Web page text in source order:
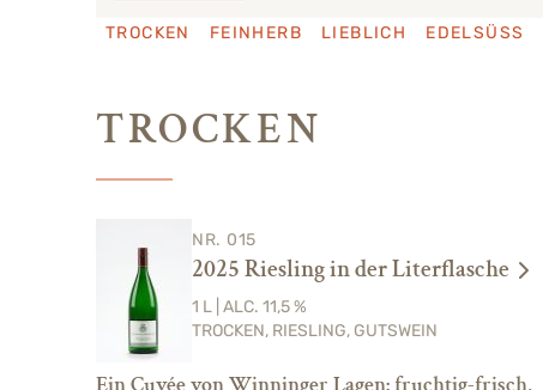
TROCKEN FEINHERB LIEBLICH EDELSÜSS
TROCKEN
NR. 015
2025 Riesling in der Literflasche
1 L | ALC. 11,5 %
TROCKEN, RIESLING, GUTSWEIN